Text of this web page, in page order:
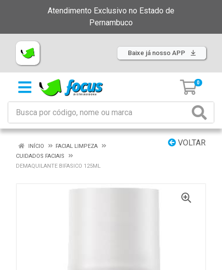
Atendimento Exclusivo no Estado de
Pernambuco
Baixe já nosso APP
0
VOLTAR
INÍCIO
FACIAL LIMPEZA
CUIDADOS FACIAIS
DEMAQUILANTE BIFASICO 125ML